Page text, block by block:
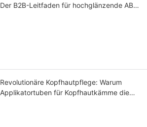
Der B2B-Leitfaden für hochglänzende ABL-
Revolutionäre Kopfhautpflege: Warum
Applikatortuben für Kopfhautkämme die